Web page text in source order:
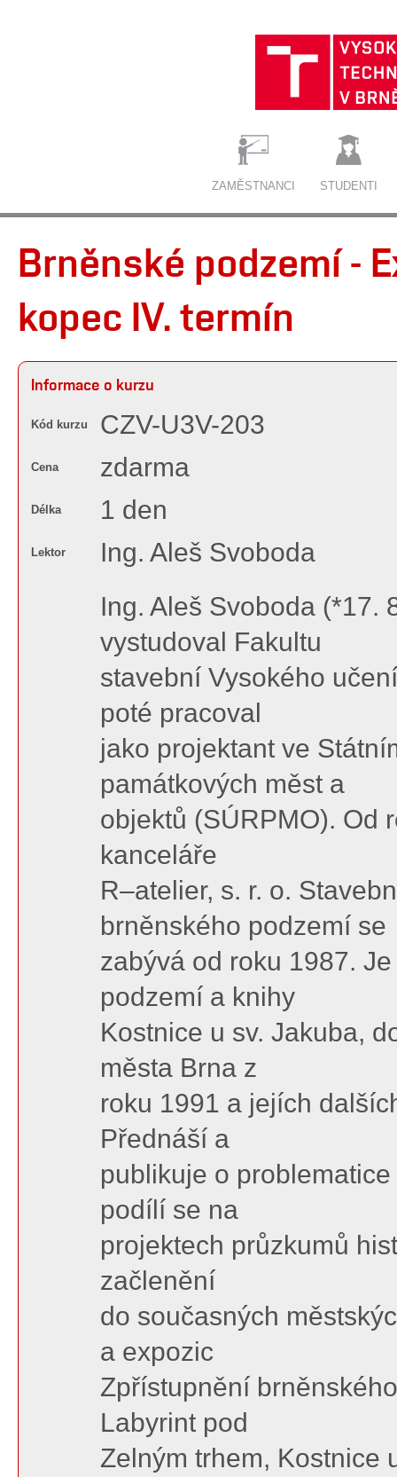
ZAMĚSTNANCI STUDENTI
Brněnské podzemí -
kopec IV. termín
Informace o kurzu
Kód kurzu CZV-U3V-203
Cena zdarma
Délka 1 den
Lektor
Ing. Aleš Svoboda
Ing. Aleš Svoboda (*17.
vystudoval Fakultu
stavební Vysokého
poté pracoval
jako projektant ve
památkových měst a
objektů (SÚRPMO). Od
kanceláře
R–atelier, s. r. o.
brněnského podzemí se
zabývá od roku 1987.
podzemí a knihy
Kostnice u sv. Jakuba,
města Brna z
roku 1991 a jejích
Přednáší a
publikuje o
podílí se na
projektech průzkumů
začlenění
do současných
a expozic
Zpřístupnění
Labyrint pod
Zelným trhem, Kostnice